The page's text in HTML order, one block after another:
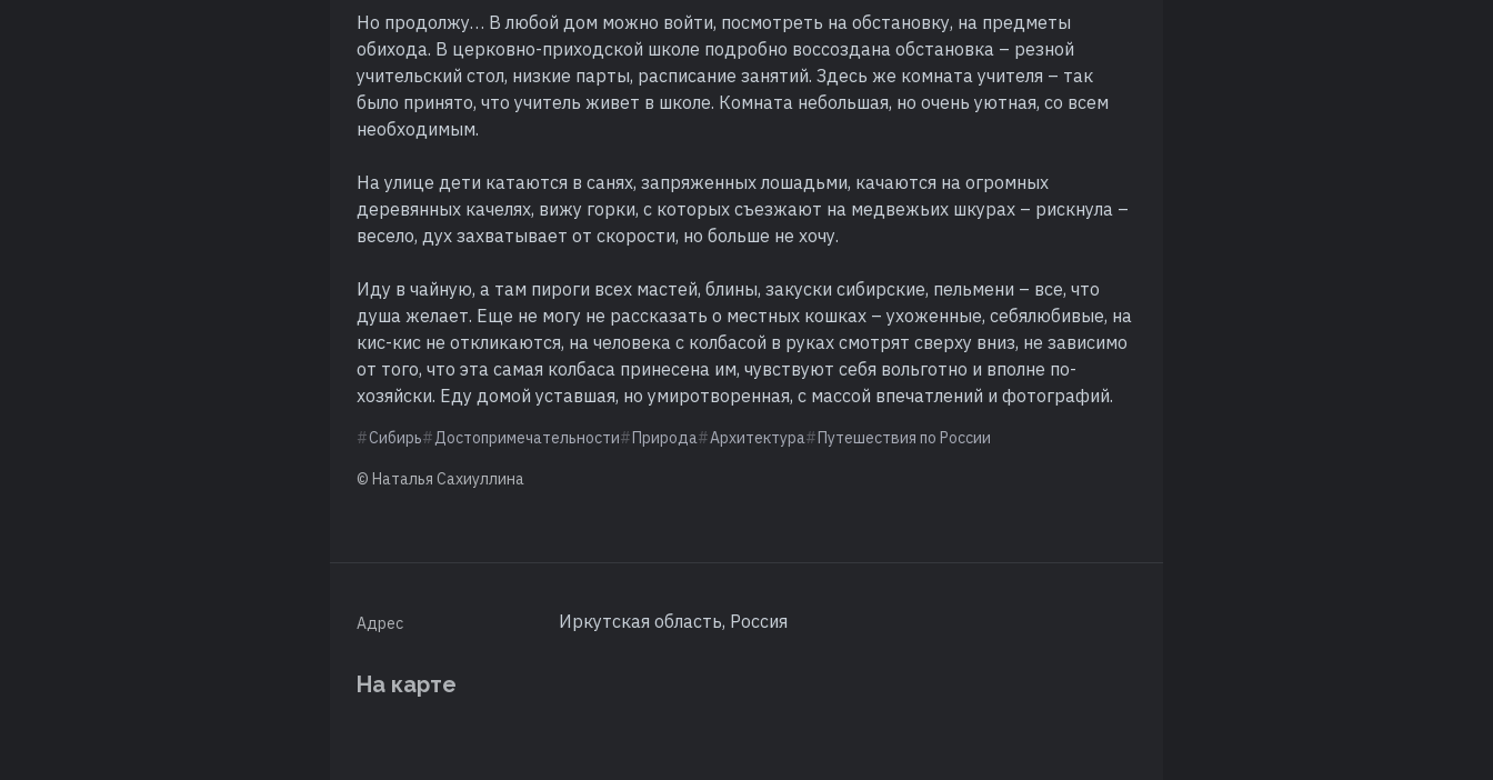
Но продолжу… В любой дом можно войти, посмотреть на обстановку, на предметы
обихода. В церковно-приходской школе подробно воссоздана обстановка – резной
учительский стол, низкие парты, расписание занятий. Здесь же комната учителя – так
было принято, что учитель живет в школе. Комната небольшая, но очень уютная, со всем
необходимым.
На улице дети катаются в санях, запряженных лошадьми, качаются на огромных
деревянных качелях, вижу горки, с которых съезжают на медвежьих шкурах – рискнула –
весело, дух захватывает от скорости, но больше не хочу.
Иду в чайную, а там пироги всех мастей, блины, закуски сибирские, пельмени – все, что
душа желает. Еще не могу не рассказать о местных кошках – ухоженные, себялюбивые, на
кис-кис не откликаются, на человека с колбасой в руках смотрят сверху вниз, не зависимо
от того, что эта самая колбаса принесена им, чувствуют себя вольготно и вполне по-
хозяйски. Еду домой уставшая, но умиротворенная, с массой впечатлений и фотографий.
Сибирь Достопримечательности Природа Архитектура Путешествия по России
© Наталья Сахиуллина
Адрес Иркутская область, Россия
На карте